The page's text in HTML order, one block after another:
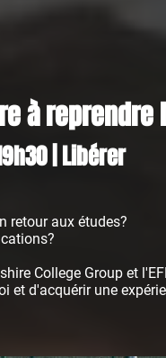
à reprendre
| Libérer
retour aux études?
College Group et
d'acquérir une